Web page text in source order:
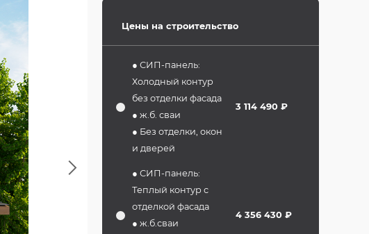
Next
Цены на строительство
● СИП-панель:
Холодный контур
без отделки фасада
● ж.б. сваи
● Без отделки, окон
и дверей
3 114 490 ₽
● СИП-панель:
Теплый контур с
отделкой фасада
● ж.б.сваи
4 356 430 ₽